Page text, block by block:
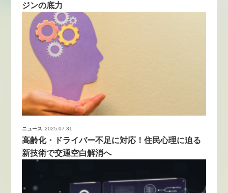
ジンの底力
ニュース 2025.07.31
高齢化・ドライバー不足に対応！住民心理に迫る
新技術で交通空白解消へ